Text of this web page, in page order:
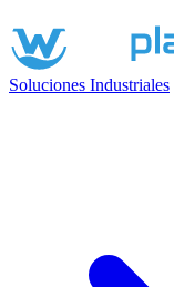
Soluciones Industriales